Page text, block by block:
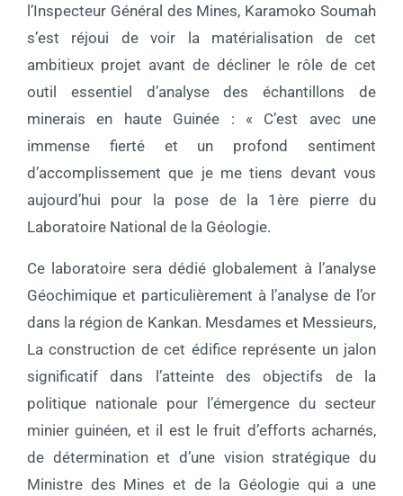
l’Inspecteur Général des Mines, Karamoko Soumah
s’est réjoui de voir la matérialisation de cet
ambitieux projet avant de décliner le rôle de cet
outil essentiel d’analyse des échantillons de
minerais en haute Guinée : « C’est avec une
immense fierté et un profond sentiment
d’accomplissement que je me tiens devant vous
aujourd’hui pour la pose de la 1ère pierre du
Laboratoire National de la Géologie.
Ce laboratoire sera dédié globalement à l’analyse
Géochimique et particulièrement à l’analyse de l’or
dans la région de Kankan. Mesdames et Messieurs,
La construction de cet édifice représente un jalon
significatif dans l’atteinte des objectifs de la
politique nationale pour l’émergence du secteur
minier guinéen, et il est le fruit d’efforts acharnés,
de détermination et d’une vision stratégique du
Ministre des Mines et de la Géologie qui a une